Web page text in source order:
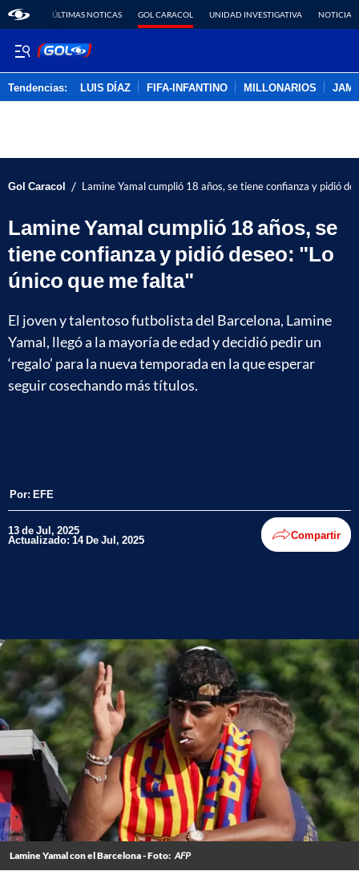
ÚLTIMAS NOTICAS GOL CARACOL UNIDAD INVESTIGATIVA NOTICIAS
Tendencias: LUIS DÍAZ FIFA-INFANTINO MILLONARIOS
Gol Caracol / Lamine Yamal cumplió 18 años, se tiene confianza y pidió
Lamine Yamal cumplió 18 años, se
tiene confianza y pidió deseo: "Lo
único que me falta"
El joven y talentoso futbolista del Barcelona, Lamine
Yamal, llegó a la mayoría de edad y decidió pedir un
‘regalo’ para la nueva temporada en la que esperar
seguir cosechando más títulos.
Por: EFE
13 de Jul, 2025
Actualizado: 14 De Jul, 2025 Compartir
Lamine Yamal con el Barcelona - Foto: AFP